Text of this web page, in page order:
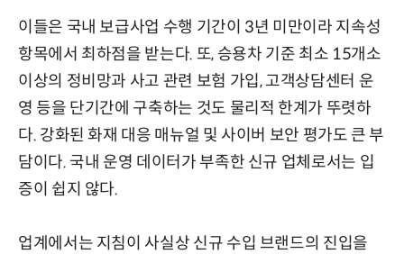
이들은 국내 보급사업 수행 기간이 3년 미만이라 지속성
항목에서 최하점을 받는다. 또, 승용차 기준 최소 15개소
이상의 정비망과 사고 관련 보험 가입, 고객상담센터 운
영 등을 단기간에 구축하는 것도 물리적 한계가 뚜렷하
다. 강화된 화재 대응 매뉴얼 및 사이버 보안 평가도 큰 부
담이다. 국내 운영 데이터가 부족한 신규 업체로서는 입
증이 쉽지 않다.
업계에서는 지침이 사실상 신규 수입 브랜드의 진입을